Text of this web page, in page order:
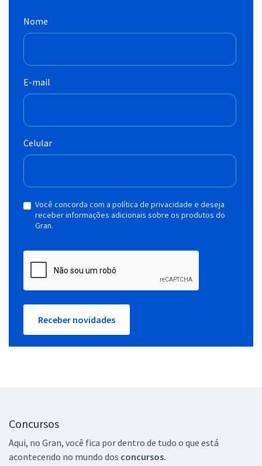
Nome
E-mail
Celular
Você concorda com a política de privacidade e deseja
receber informações adicionais sobre os produtos do
Gran.
Receber novidades
Concursos
Aqui, no Gran, você fica por dentro de tudo o que está
acontecendo no mundo dos concursos.